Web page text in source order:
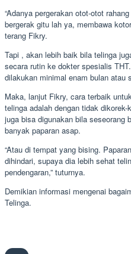
“Adanya pergerakan otot-otot
bergerak gitu lah ya, membawa
terang Fikry.
Tapi , akan lebih baik bila telinga
secara rutin ke dokter spesialis
dilakukan minimal enam bulan atau
Maka, lanjut Fikry, cara terbaik
telinga adalah dengan tidak
juga bisa digunakan bila seseorang
banyak paparan asap.
“Atau di tempat yang bising.
dihindari, supaya dia lebih sehat
pendengaran,” tuturnya.
Demikian informasi mengenai
Telinga.